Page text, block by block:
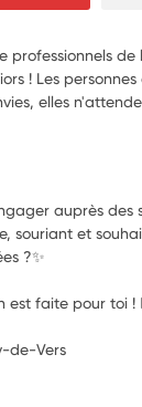
professionnels de
! Les
elles
auprès des
souriant et
?✨
est faite pour toi !
de-Vers